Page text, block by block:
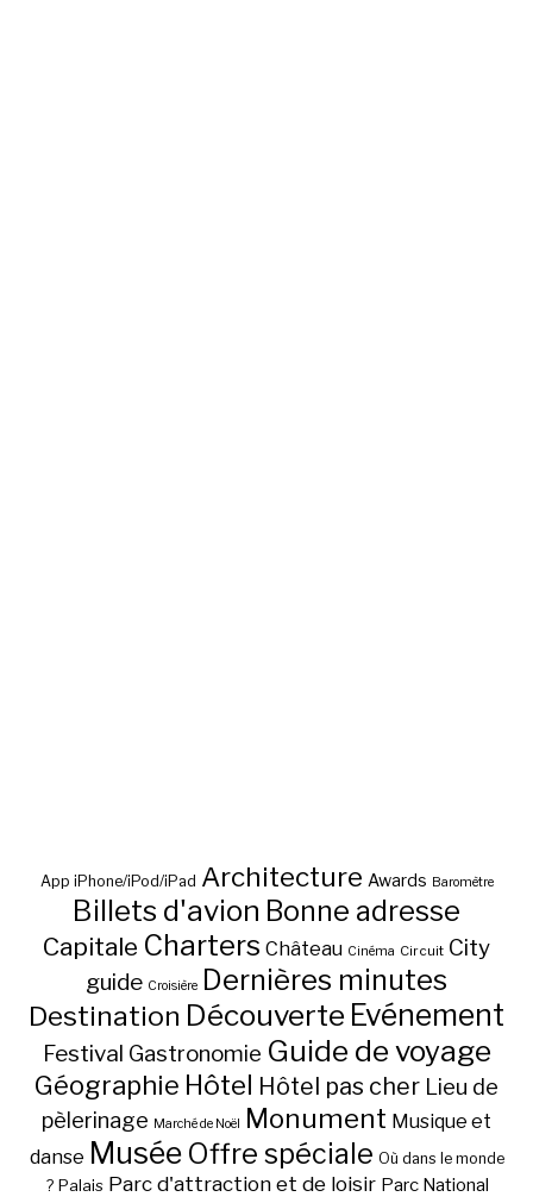
App iPhone/iPod/iPad Architecture Awards Baromètre
Billets d'avion Bonne adresse
Capitale Charters Château Cinéma Circuit City
guide Croisière Dernières minutes
Destination Découverte Evénement
Festival Gastronomie Guide de voyage
Géographie Hôtel Hôtel pas cher Lieu de
pèlerinage Marché de Noël Monument Musique et
danse Musée Offre spéciale Où dans le monde
? Palais Parc d'attraction et de loisir Parc National